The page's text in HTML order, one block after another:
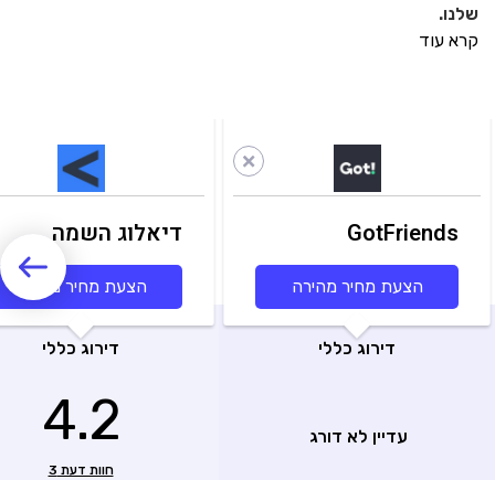
שלנו.
קרא עוד
GotFriends
הצעת מחיר מהירה
דיאלוג השמה
להייטק
הצעת מחיר מהירה
דירוג כללי
עדיין לא דורג
דירוג כללי
4.2
חוות דעת 3